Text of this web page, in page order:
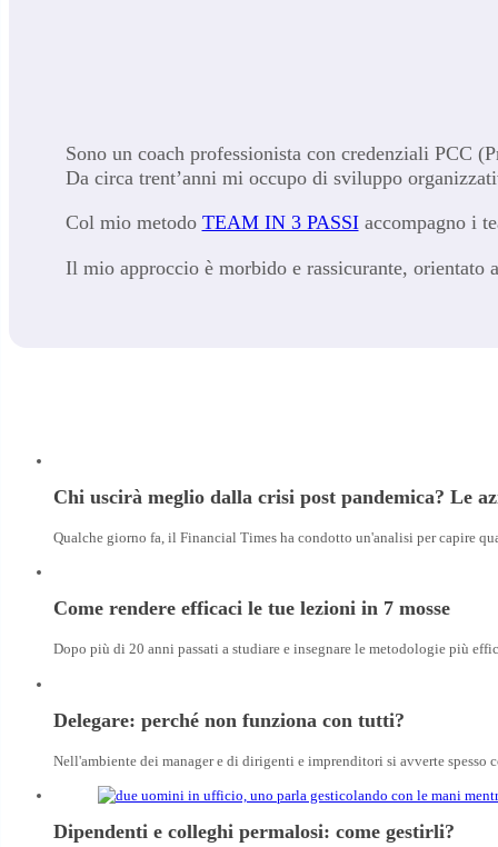
Sono un coach professionista con credenziali PCC
Da circa trent’anni mi occupo di sviluppo
Col mio metodo TEAM IN 3 PASSIaccompagno i
Il mio approccio è morbido e rassicurante, orientato
Chi uscirà meglio dalla crisi post pandemica? Le
Qualche giorno fa, il Financial Times ha condotto un'analisi per capire
Come rendere efficaci le tue lezioni in 7 mosse
Dopo più di 20 anni passati a studiare e insegnare le metodologie più
Delegare: perché non funziona con tutti?
Nell'ambiente dei manager e di dirigenti e imprenditori si avverte
Dipendenti e colleghi permalosi: come gestirli?